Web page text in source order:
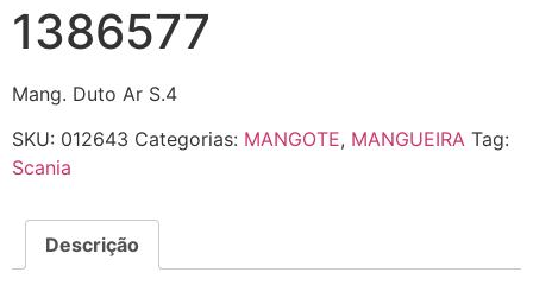
1386577
Mang. Duto Ar S.4
SKU: 012643 Categorias: MANGOTE, MANGUEIRA Tag:
Scania
Descrição